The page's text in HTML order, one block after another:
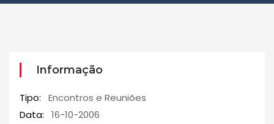
Informação
Tipo:
Encontros e Reuniões
Data:
16-10-2006